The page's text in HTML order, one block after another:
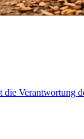
Verantwortung